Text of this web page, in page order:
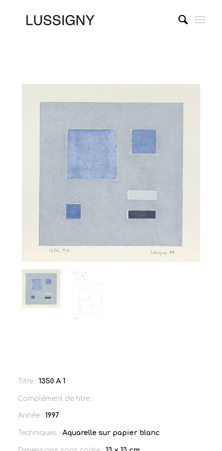
Titre : 1350 A 1
Complément de titre :
Année : 1997
Techniques : Aquarelle sur papier blanc